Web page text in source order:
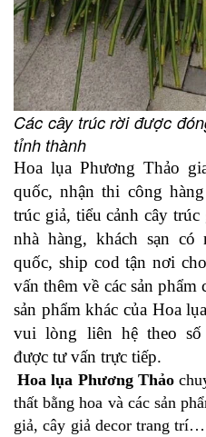
Các cây trúc rời được
tỉnh thành
Hoa lụa Phương Thảo
quốc, nhận thi công
trúc giả, tiểu cảnh cây trúc
nhà hàng, khách sạn có
quốc, ship cod tận nơi
vấn thêm về các sản phẩm
sản phẩm khác của Hoa
vui lòng liên hệ theo số
được tư vấn trực tiếp.
Hoa lụa Phương Thảo
thất bằng hoa và các sản
giả, cây giả decor trang